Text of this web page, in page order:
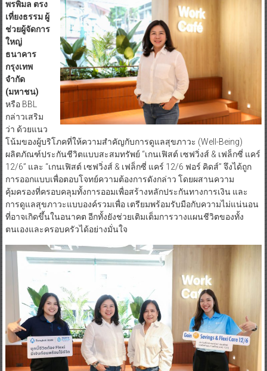
พรพิมล ตรง
เที่ยงธรรม ผู้
ช่วยผู้จัดการ
ใหญ่
ธนาคาร
กรุงเทพ
จำกัด
(มหาชน)
หรือ BBL
กล่าวเสริม
ว่า ด้วยแนว
โน้มของผู้บริโภคที่ให้ความสำคัญกับการดูแลสุขภาวะ (Well-Being)
ผลิตภัณฑ์ประกันชีวิตแบบสะสมทรัพย์ “เกนเฟิสต์ เซฟวิ่งส์ & เฟล็กซี่ แคร์
12/6” และ “เกนเฟิสต์ เซฟวิ่งส์ & เฟล็กซี่ แคร์ 12/6 ฟอร์ คิดส์” จึงได้ถูก
การออกแบบเพื่อตอบโจทย์ความต้องการดังกล่าว โดยผสานความ
คุ้มครองที่ครอบคลุมทั้งการออมเพื่อสร้างหลักประกันทางการเงิน และ
การดูแลสุขภาวะแบบองค์รวมเพื่อ เตรียมพร้อมรับมือกับความไม่แน่นอน
ที่อาจเกิดขึ้นในอนาคต อีกทั้งยังช่วยเติมเต็มการวางแผนชีวิตของทั้ง
ตนเองและครอบครัวได้อย่างมั่นใจ